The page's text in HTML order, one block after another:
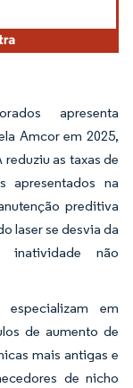
apresenta
Amcor em 2025,
as taxas de
apresentados na
preditiva
laser se desvia da
não
em
de aumento de
mais antigas e
de nicho